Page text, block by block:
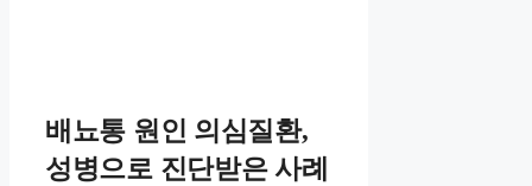
배뇨통 원인 의심질환,
성병으로 진단받은 사례